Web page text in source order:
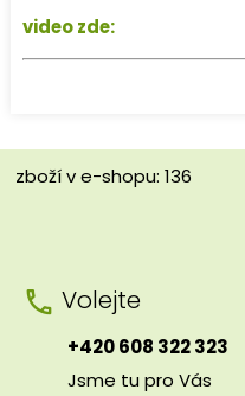
video zde:
zboží v e-shopu: 136
Volejte
+420 608 322 323
Jsme tu pro Vás